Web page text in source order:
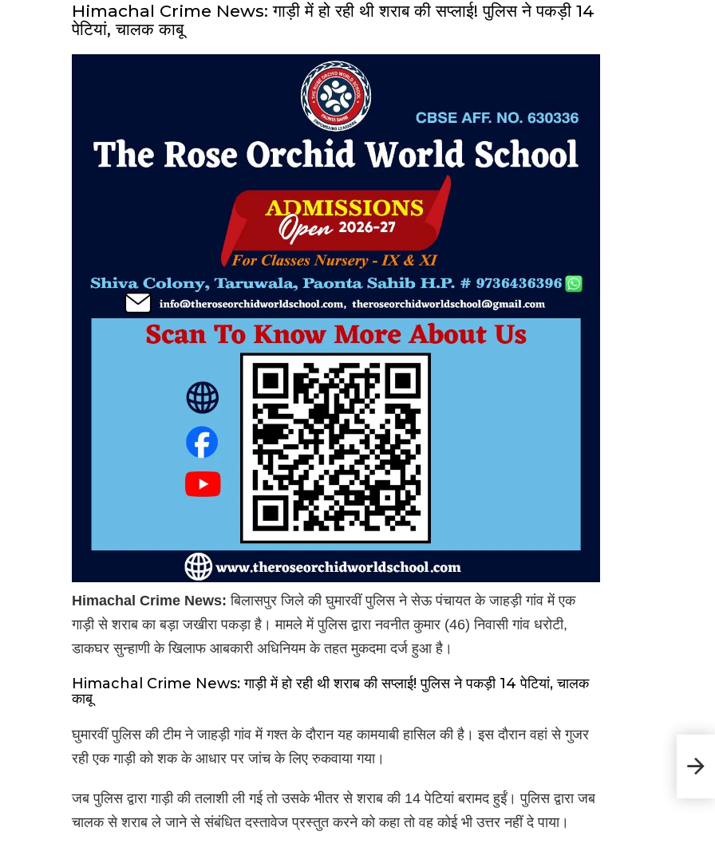
Himachal Crime News: गाड़ी में हो रही थी शराब की सप्लाई! पुलिस ने पकड़ी 14
पेटियां, चालक काबू
Himachal Crime News: बिलासपुर जिले की घुमारवीं पुलिस ने सेऊ पंचायत के जाहड़ी गांव में एक
गाड़ी से शराब का बड़ा जखीरा पकड़ा है। मामले में पुलिस द्वारा नवनीत कुमार (46) निवासी गांव धरोटी,
डाकघर सुन्हाणी के खिलाफ आबकारी अधिनियम के तहत मुकदमा दर्ज हुआ है।
Himachal Crime News: गाड़ी में हो रही थी शराब की सप्लाई! पुलिस ने पकड़ी 14 पेटियां, चालक
काबू
घुमारवीं पुलिस की टीम ने जाहड़ी गांव में गश्त के दौरान यह कामयाबी हासिल की है। इस दौरान वहां से गुजर
रही एक गाड़ी को शक के आधार पर जांच के लिए रुकवाया गया।
जब पुलिस द्वारा गाड़ी की तलाशी ली गई तो उसके भीतर से शराब की 14 पेटियां बरामद हुईं। पुलिस द्वारा जब
चालक से शराब ले जाने से संबंधित दस्तावेज प्रस्तुत करने को कहा तो वह कोई भी उत्तर नहीं दे पाया।
डूबा!